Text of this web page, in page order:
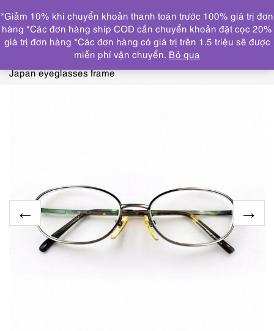
DANH MỤC
Trang chủ KÍNH MẮT
GỌNG KÍNH CŨ/ĐÃ SỬ
0688-Gọng kính nữ/nam-Khá mới-GENNZS GZ13
Japan eyeglasses frame
*Giảm 10% khi chuyển khoản thanh toán trước 100% giá trị đơn
hàng *Các đơn hàng ship COD cần chuyển khoản đặt cọc 20%
giá trị đơn hàng *Các đơn hàng có giá trị trên 1.5 triệu sẽ được
miễn phí vận chuyển. Bỏ qua